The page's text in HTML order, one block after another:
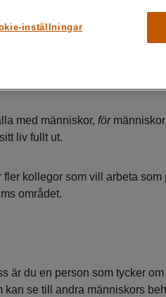
som vill jobba hos oss över
hösten! Eller kanske är det här
omsorgsyrket och du vill
med människor, för
liv fullt ut.
kollegor som vill arbeta som
området.
är du en person som tycker
kan se till andra människors
inställningar